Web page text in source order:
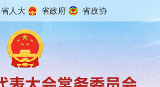
省人大 省政府 省政协